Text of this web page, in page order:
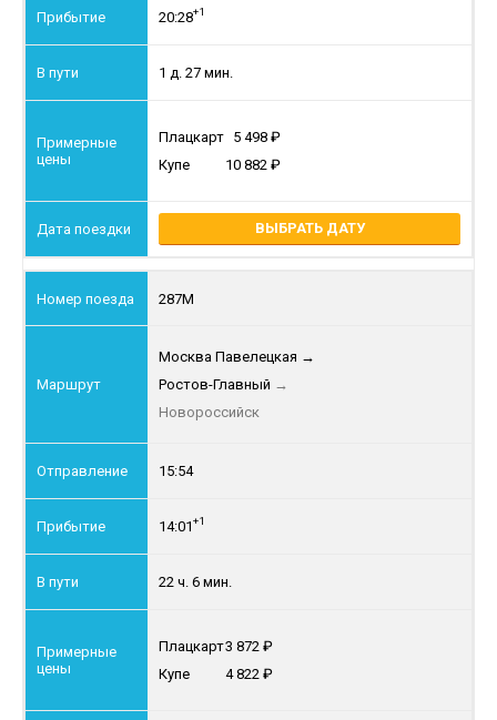
20:28+1
1 д. 27 мин.
Плацкарт 5 498
Купе
10 882
ВЫБРАТЬ ДАТУ
287М
Москва Павелецкая →
Ростов-Главный →
Новороссийск
15:54
14:01+1
22 ч. 6 мин.
Плацкарт3 872
Купе
4 822